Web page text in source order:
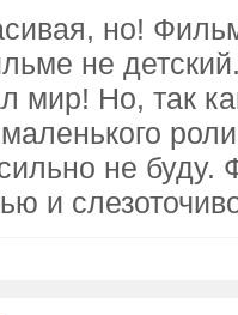
но!
не
мир! Но, так
сильно не
и